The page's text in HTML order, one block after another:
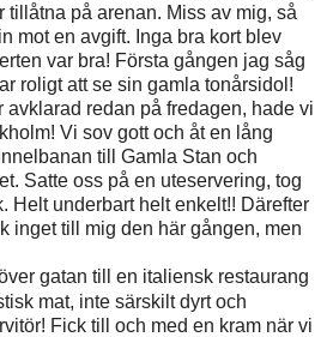
tillåtna på arenan. Miss av mig, så
mot en avgift. Inga bra kort blev
var bra! Första gången jag såg
roligt att se sin gamla tonårsidol!
avklarad redan på fredagen, hade vi
Vi sov gott och åt en lång
till Gamla Stan och
Satte oss på en uteservering, tog
Helt underbart helt enkelt!! Därefter
inget till mig den här gången, men
gatan till en italiensk restaurang
mat, inte särskilt dyrt och
Fick till och med en kram när vi